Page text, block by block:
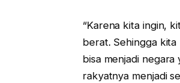
“Karena kita ingin,
berat. Sehingga
bisa menjadi
rakyatnya menjadi